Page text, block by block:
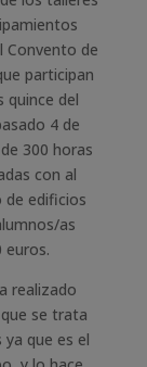
Convento de
participan
quince del
4 de
300 horas
con al
de edificios
as
euros.
realizado
se trata
que es el